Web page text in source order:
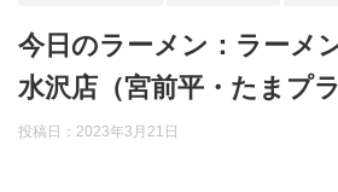
今日のラーメン：ラーメ
水沢店（宮前平・たまプラ
投稿日：2023年3月21日